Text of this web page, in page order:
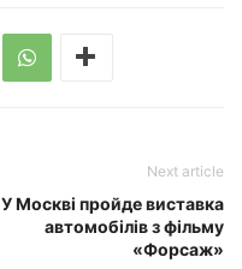
Next article
У Москві пройде виставка
автомобілів з фільму
«Форсаж»